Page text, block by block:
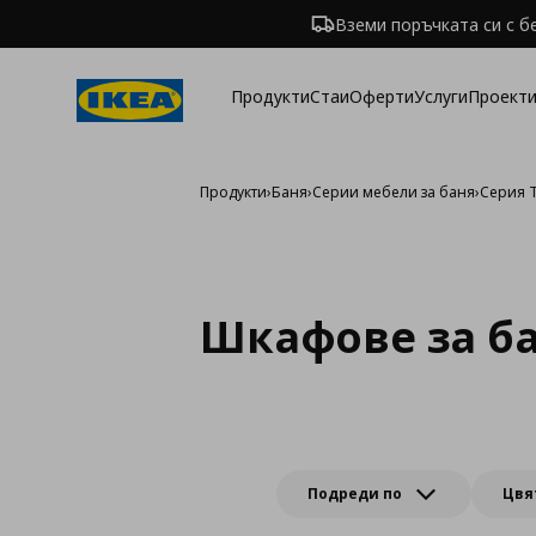
Вземи поръчката си с
ПродуктиСтаиОфертиУслуги
Продукти›Баня›Серии мебели за баня›Серия
Шкафове за
Подреди по